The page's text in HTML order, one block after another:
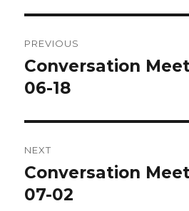
navigation
PREVIOUS
Previous
post:
Conversation
06-18
NEXT
Next
post:
Conversation
07-02